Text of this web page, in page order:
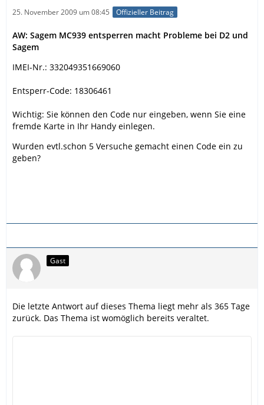
25. November 2009 um 08:45 Offizieller Beitrag
AW: Sagem MC939 entsperren macht Probleme bei D2 und
Sagem
IMEI-Nr.: 332049351669060
Entsperr-Code: 18306461
Wichtig: Sie können den Code nur eingeben, wenn Sie eine
fremde Karte in Ihr Handy einlegen.
Wurden evtl.schon 5 Versuche gemacht einen Code ein zu
geben?
Gast
Die letzte Antwort auf dieses Thema liegt mehr als 365 Tage
zurück. Das Thema ist womöglich bereits veraltet.